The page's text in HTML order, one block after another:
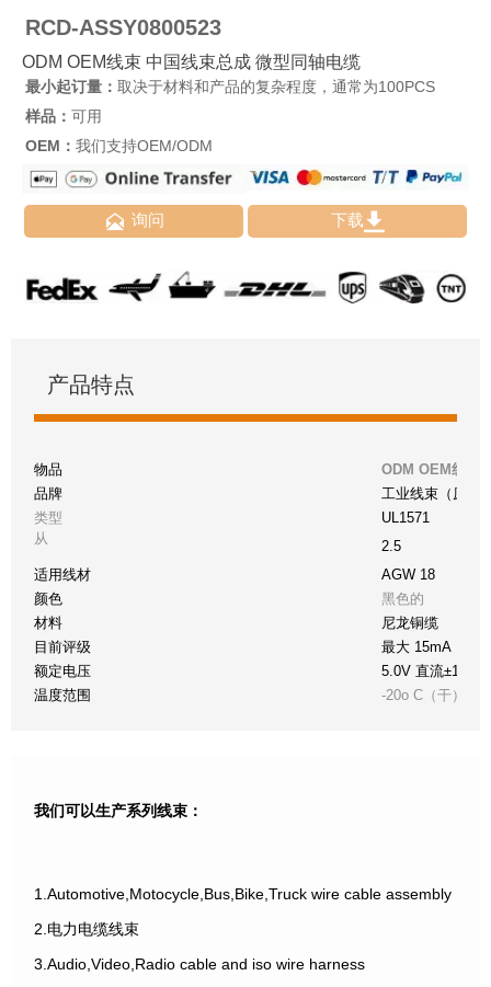
RCD-ASSY0800523
ODM OEM线束 中国线束总成 微型同轴电缆
最小起订量： 取决于材料和产品的复杂程度，通常为100PCS
样品： 可用
OEM： 我们支持OEM/ODM
 询问 下载
产品特点
物品
ODM OEM线束
品牌
工业线束（原件
类型
UL1571
从
2.5
适用线材
AGW 18
颜色
黑色的
材料
尼龙铜缆
目前评级
最大 15mA
额定电压
5.0V 直流±10%
温度范围
-20o C（干）至
我们可以生产系列线束：
1.Automotive,Motocycle,Bus,Bike,Truck wire cable assembly
2.电力电缆线束
3.Audio,Video,Radio cable and iso wire harness